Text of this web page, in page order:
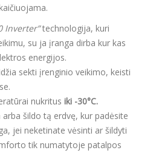
Inverter”technologija, kuri
su ja įranga dirba kur kas
energijos.
sekti įrenginio veikimo, keisti
nukritus iki -30°C.
arba šildo tą erdvę, kur padėsite
jei neketinate vėsinti ar šildyti
tik numatytoje patalpos